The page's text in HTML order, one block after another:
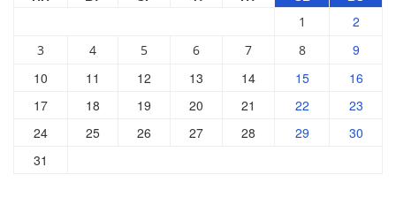
1 2
3 4 5 6 7 8
9
10
11 12 13 14 15
16
17
18 19 20 21 22
23
24
25 26 27 28 29
30
31